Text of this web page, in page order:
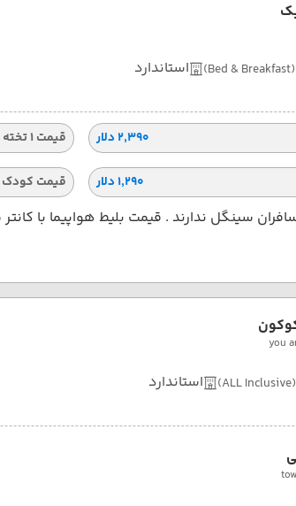
(Bed & Breakfast) استاندارد
۲٬۳۹۰ دلار قیمت 1 تخته
۱٬۲۹۰ دلار قیمت کودک
سینگل ندارند . قیمت بلیط هواپیما با
you
(ALL Inclusive) استاندارد